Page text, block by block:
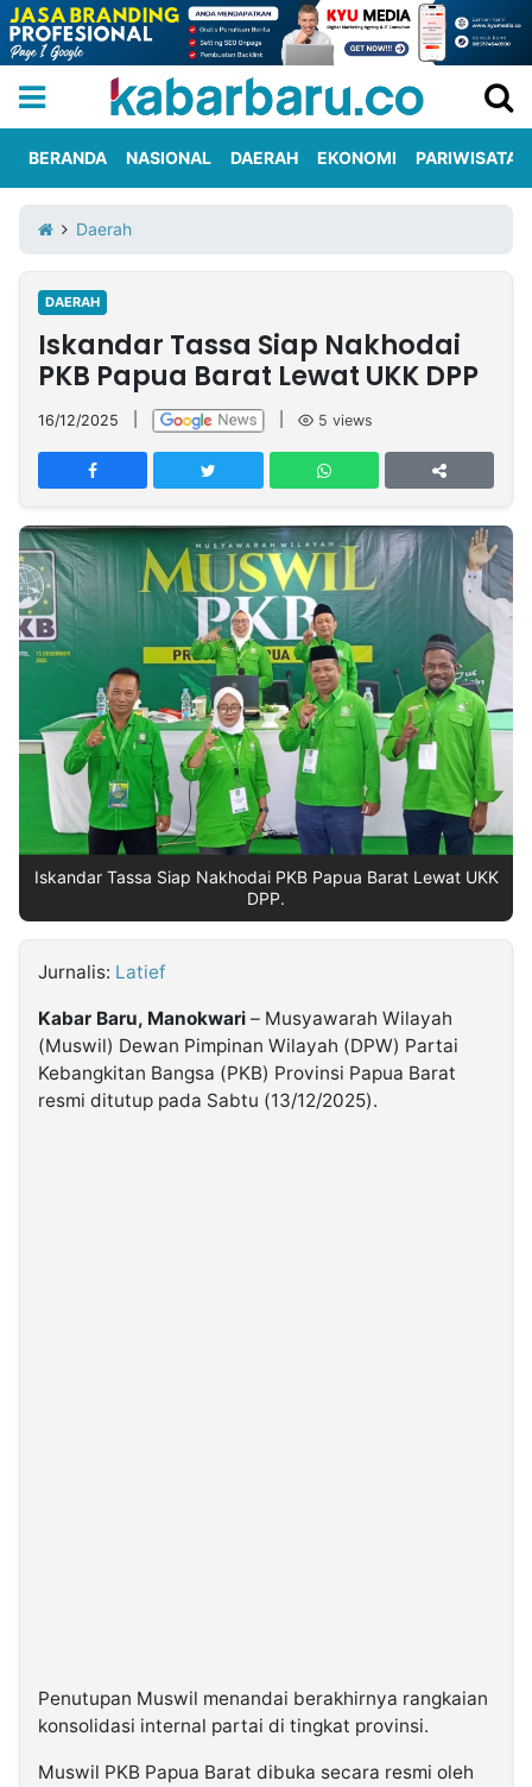
Iklan
Berita
Kami
Nasional
International
Olahraga
Entertainment
Daerah
Pariwisata
Kuliner
Kolom
Network
PT
TREETAN
MULTIMEDIA
INDONESIA
Partner
NTB
Time
IDN
Jogja
Rakyat
News
Notice
Dinamikapost.com
Baru
Seedbacklink
Follow
Kabarbaru
BERANDA NASIONAL DAERAH EKONOMI PARIWISATA
Daerah
DAERAH
Iskandar Tassa Siap Nakhodai
PKB Papua Barat Lewat UKK DPP
16/12/2025 5 views
Iskandar Tassa Siap Nakhodai PKB Papua Barat Lewat UKK
DPP.
Jurnalis: Latief
Kabar Baru, Manokwari – Musyawarah Wilayah
(Muswil) Dewan Pimpinan Wilayah (DPW) Partai
Kebangkitan Bangsa (PKB) Provinsi Papua Barat
resmi ditutup pada Sabtu (13/12/2025).
Penutupan Muswil menandai berakhirnya rangkaian
konsolidasi internal partai di tingkat provinsi.
Muswil PKB Papua Barat dibuka secara resmi oleh